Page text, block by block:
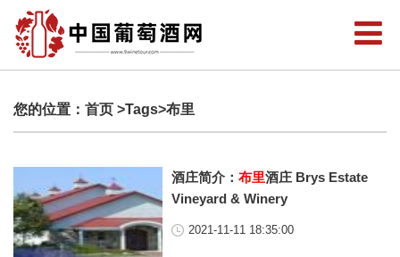
您的位置： 首页 >Tags>布里
酒庄简介：布里酒庄 Brys Estate
Vineyard & Winery
2021-11-11 18:35:00